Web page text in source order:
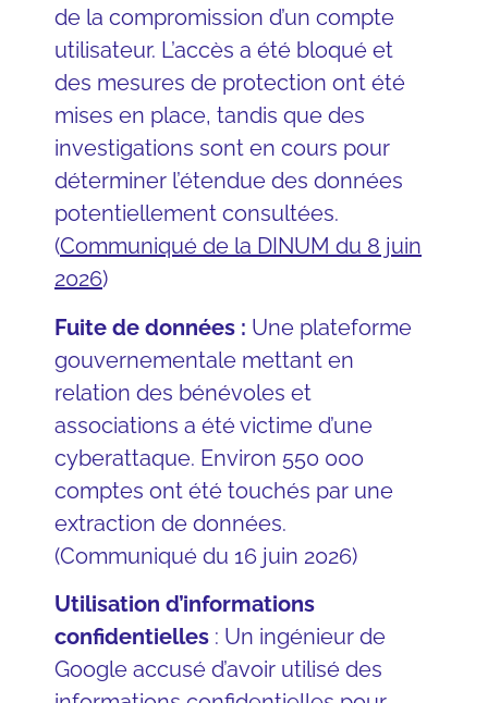
de la compromission d’un compte
utilisateur. L’accès a été bloqué et
des mesures de protection ont été
mises en place, tandis que des
investigations sont en cours pour
déterminer l’étendue des données
potentiellement consultées.
(Communiqué de la DINUM du 8 juin
2026)
Fuite de données : Une plateforme
gouvernementale mettant en
relation des bénévoles et
associations a été victime d’une
cyberattaque. Environ 550 000
comptes ont été touchés par une
extraction de données.
(Communiqué du 16 juin 2026)
Utilisation d’informations
confidentielles : Un ingénieur de
Google accusé d’avoir utilisé des